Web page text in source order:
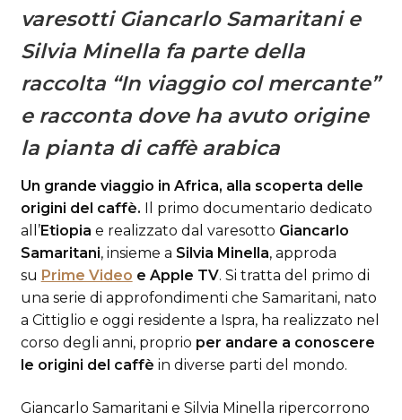
varesotti Giancarlo Samaritani e
Silvia Minella fa parte della
raccolta “In viaggio col mercante”
e racconta dove ha avuto origine
la pianta di caffè arabica
Un grande viaggio in Africa, alla scoperta delle
origini del caffè. Il primo documentario dedicato
all’Etiopia e realizzato dal varesotto Giancarlo
Samaritani, insieme a Silvia Minella, approda
su Prime Video e Apple TV. Si tratta del primo di
una serie di approfondimenti che Samaritani, nato
a Cittiglio e oggi residente a Ispra, ha realizzato nel
corso degli anni, proprio per andare a conoscere
le origini del caffè in diverse parti del mondo.
Giancarlo Samaritani e Silvia Minella ripercorrono